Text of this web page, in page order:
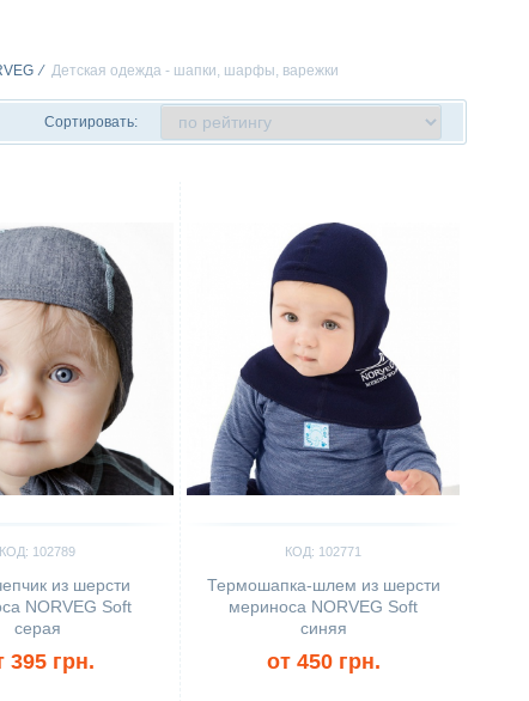
Детская одежда - шапки, шарфы, варежки
Сортировать:
КОД: 102789
из шерсти
NORVEG Soft
серая
395 грн.
КОД: 102771
Термошапка-шлем из шерсти
мериноса NORVEG Soft
синяя
от 450 грн.